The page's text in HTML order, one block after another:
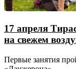
17 апреля
на свежем
Первые занятия